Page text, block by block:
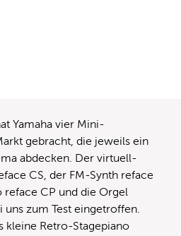
Yamaha vier Mini-
gebracht, die jeweils ein
abdecken. Der virtuell-
CS, der FM-Synth reface
reface CP und die Orgel
uns zum Test eingetroffen.
kleine Retro-Stagepiano